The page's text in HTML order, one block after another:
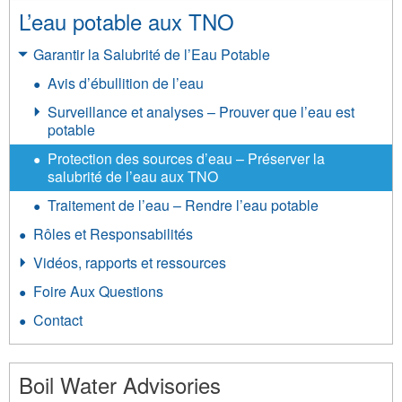
L’eau potable aux TNO
Garantir la Salubrité de l’Eau Potable
Avis d’ébullition de l’eau
Surveillance et analyses – Prouver que l’eau est
potable
Protection des sources d’eau – Préserver la
salubrité de l’eau aux TNO
Traitement de l’eau – Rendre l’eau potable
Rôles et Responsabilités
Vidéos, rapports et ressources
Foire Aux Questions
Contact
Boil Water Advisories